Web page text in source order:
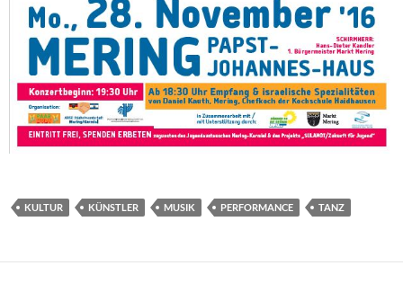
KULTUR KÜNSTLER MUSIK PERFORMANCE TANZ